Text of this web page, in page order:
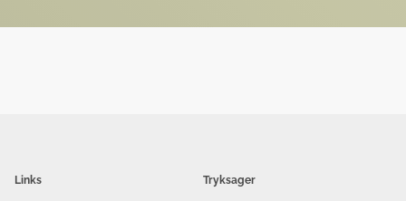
Links Tryksager